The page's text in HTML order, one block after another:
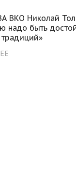
ВКО Николай
надо быть